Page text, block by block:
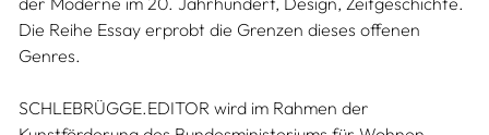
Die Reihe Essay erprobt die Grenzen dieses offenen
Genres.
SCHLEBRÜGGE.EDITOR wird im Rahmen der